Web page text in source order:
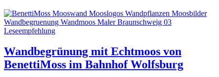
Leseempfehlung
Wandbegrünung mit Echtmoos von
BenettiMoss im Bahnhof Wolfsburg